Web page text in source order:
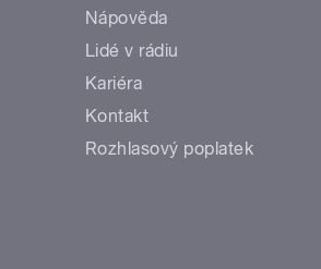
Nápověda
Lidé v rádiu
Kariéra
Kontakt
Rozhlasový poplatek